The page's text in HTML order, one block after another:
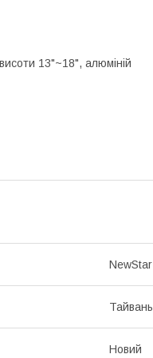
13"~18", алюміній
NewStar
Тайвань
Новий